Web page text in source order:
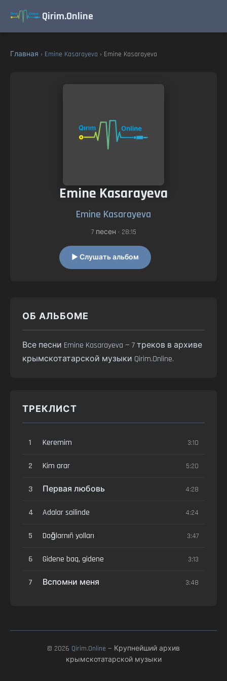
Qirim.Online
Главная › Emine Kasarayeva › Emine Kasarayeva
Emine Kasarayeva
Emine Kasarayeva
7 песен • 28:15
▶ Слушать альбом
ОБ АЛЬБОМЕ
Все песни Emine Kasarayeva — 7 треков в архиве
крымскотатарской музыки Qirim.Online.
ТРЕКЛИСТ
1 Keremim 3:10
2 Kim arar 5:20
3 Первая любовь 4:28
4 Adalar sailinde 4:24
5 Dağlarnıñ yolları 3:47
6 Gidene baq, gidene 3:13
7 Вспомни меня 3:48
© 2026 Qirim.Online — Крупнейший архив
крымскотатарской музыки